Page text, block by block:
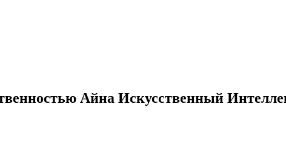
Айна Искусственный